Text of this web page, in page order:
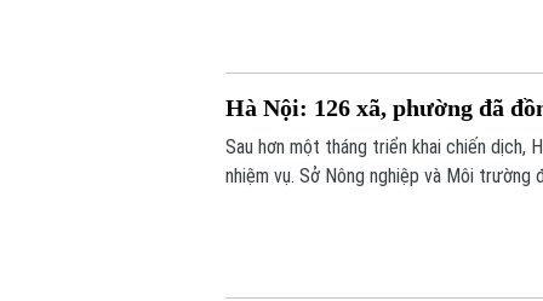
Hà Nội: 126 xã, phường đã
Sau hơn một tháng triển khai chiến dịch,
nhiệm vụ. Sở Nông nghiệp và Môi